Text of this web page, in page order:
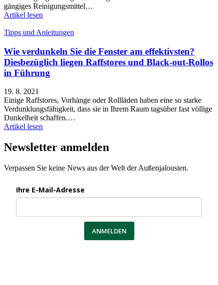
gängiges Reinigungsmittel…
Artikel lesen
Tipps und Anleitungen
Wie verdunkeln Sie die Fenster am effektivsten?
Diesbezüglich liegen Raffstores und Black-out-Rollos
in Führung
19. 8. 2021
Einige Raffstores, Vorhänge oder Rollläden haben eine so starke
Verdunklungsfähigkeit, dass sie in Ihrem Raum tagsüber fast völlige
Dunkelheit schaffen.…
Artikel lesen
Newsletter anmelden
Verpassen Sie keine News aus der Welt der Außenjalousien.
Ihre E-Mail-Adresse
ANMELDEN